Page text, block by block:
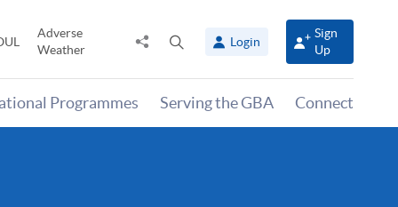
Adverse
Weather
Share
panel
Login
Sign
Up
Programmes Serving the GBA Connect